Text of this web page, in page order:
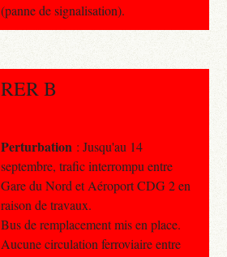
(panne de signalisation).
RER B
Perturbation : Jusqu'au 14
septembre, trafic interrompu entre
Gare du Nord et Aéroport CDG 2 en
raison de travaux.
Bus de remplacement mis en place.
Aucune circulation ferroviaire entre